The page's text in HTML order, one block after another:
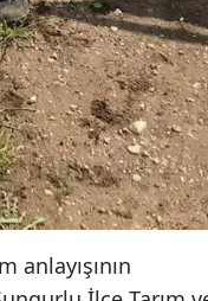
Muğla
Muş
Nevşehir
Niğde
Ordu
Rize